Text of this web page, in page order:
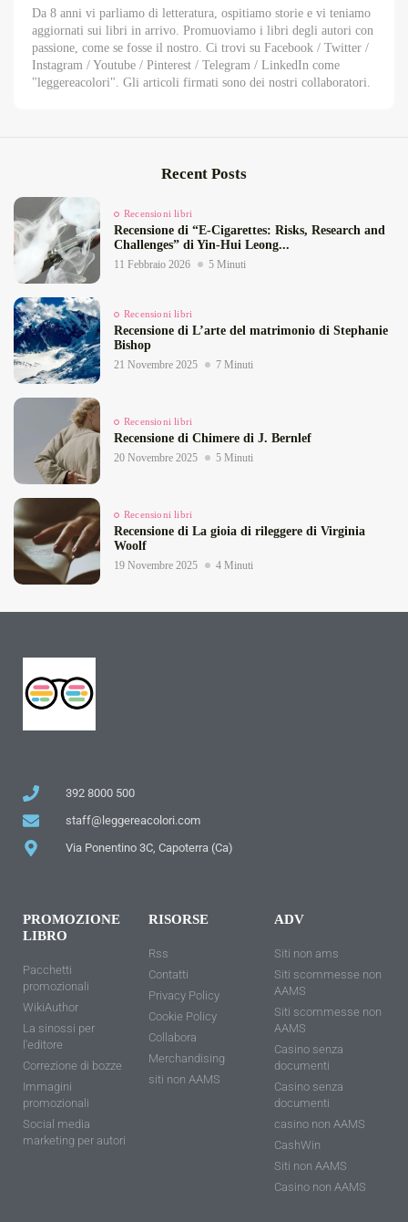
Da 8 anni vi parliamo di letteratura, ospitiamo storie e vi teniamo
aggiornati sui libri in arrivo. Promuoviamo i libri degli autori con
passione, come se fosse il nostro. Ci trovi su Facebook / Twitter /
Instagram / Youtube / Pinterest / Telegram / LinkedIn come
"leggereacolori". Gli articoli firmati sono dei nostri collaboratori.
Recent Posts
Recensioni libri
Recensione di “E‑Cigarettes: Risks, Research and
Challenges” di Yin‑Hui Leong...
11 Febbraio 2026 5 Minuti
Recensioni libri
Recensione di L’arte del matrimonio di Stephanie
Bishop
21 Novembre 2025 7 Minuti
Recensioni libri
Recensione di Chimere di J. Bernlef
20 Novembre 2025 5 Minuti
Recensioni libri
Recensione di La gioia di rileggere di Virginia
Woolf
19 Novembre 2025 4 Minuti
392 8000 500
staff@leggereacolori.com
Via Ponentino 3C, Capoterra (Ca)
PROMOZIONE
LIBRO
Pacchetti
promozionali
WikiAuthor
La sinossi per
l'editore
Correzione di bozze
Immagini
promozionali
Social media
marketing per autori
RISORSE
Rss
Contatti
Privacy Policy
Cookie Policy
Collabora
Merchandising
siti non AAMS
ADV
Siti non ams
Siti scommesse non
AAMS
Siti scommesse non
AAMS
Casino senza
documenti
Casino senza
documenti
casino non AAMS
CashWin
Siti non AAMS
Casino non AAMS